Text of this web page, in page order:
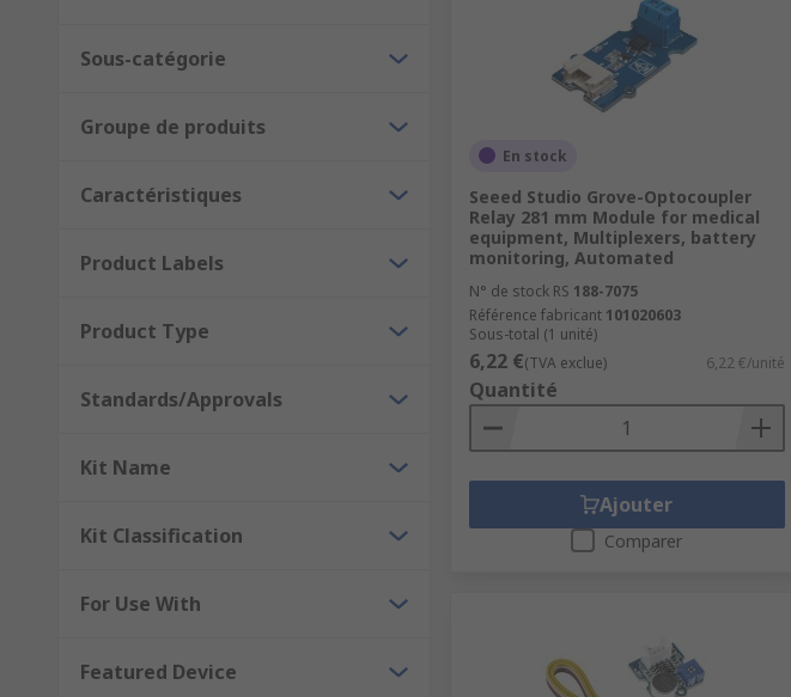
Sous-catégorie
Groupe de produits
Caractéristiques
Product Labels
Product Type
Standards/Approvals
Kit Name
Kit Classification
For Use With
Featured Device
En stock
Seeed Studio Grove-Optocoupler
Relay 281 mm Module for medical
equipment, Multiplexers, battery
monitoring, Automated
N° de stock RS 188-7075
Référence fabricant 101020603
Sous-total (1 unité)
6,22 €(TVA exclue) 6,22 €/unité
Quantité
Ajouter
Comparer